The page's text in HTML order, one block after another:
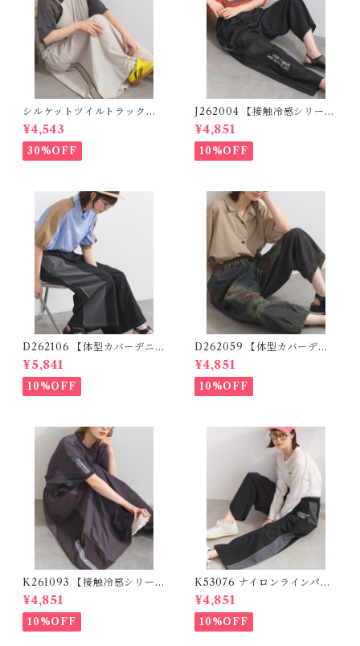
シルケットツイルトラックジ
ャンパースカート K52076
【restock】 (残りわずか)
¥4,543
30%OFF
J262004 【接触冷感シリー
ズ】 ツイルワーク風ロゴパン
ツ / Cool Touch Twill Work
Logo Pants (残りわずか)
¥4,851
10%OFF
D262106 【体型カバーデニム
シリーズ】 デニム切替ワイド
パンツ / Denim Panel Wide
Pants (残りわずか)
¥5,841
10%OFF
D262059 【体型カバーデニ
ムシリーズ】 パッチワークロ
ゴデニムパンツ / Patchwork
Logo Denim Pants
¥4,851
10%OFF
K261093 【接触冷感シリー
ズ】 リメイクスカート / Cool
Touch Mixed Fabric Remak
e Skirt (残りわずか)
¥4,851
10%OFF
K53076 ナイロンラインパン
ツ / Nylon Line Pants (残り
わずか)
¥4,851
10%OFF